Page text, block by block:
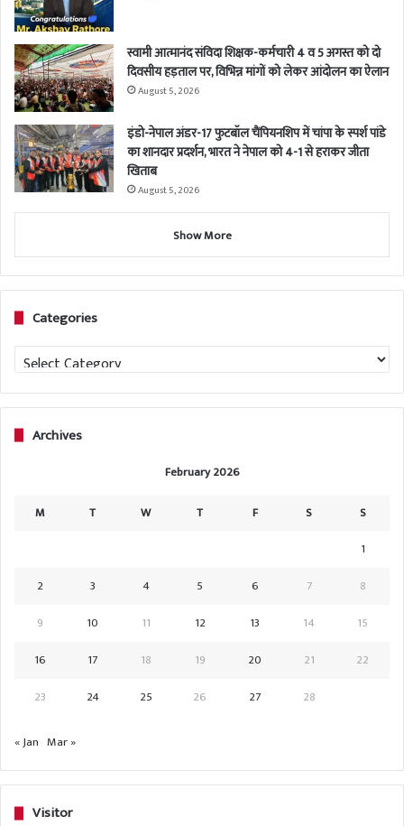
स्वामी आत्मानंद संविदा शिक्षक-कर्मचारी 4 व 5 अगस्त को दो
दिवसीय हड़ताल पर, विभिन्न मांगों को लेकर आंदोलन का ऐलान
August 5, 2026
इंडो-नेपाल अंडर-17 फुटबॉल चैंपियनशिप में चांपा के स्पर्श पांडे
का शानदार प्रदर्शन, भारत ने नेपाल को 4-1 से हराकर जीता
खिताब
August 5, 2026
Show More
Categories
Categories
Archives
February 2026
M T W T F S
S
1
2
3 4 5 6 7
8
9
10 11 12 13 14
15
16
17 18 19 20 21
22
23
24 25 26 27 28
« Jan Mar »
Visitor